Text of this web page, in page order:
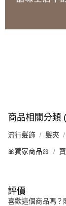
商品相關分類
流行髮飾 髮夾
🎀獨家商品🎀
評價
喜歡這個商品嗎？